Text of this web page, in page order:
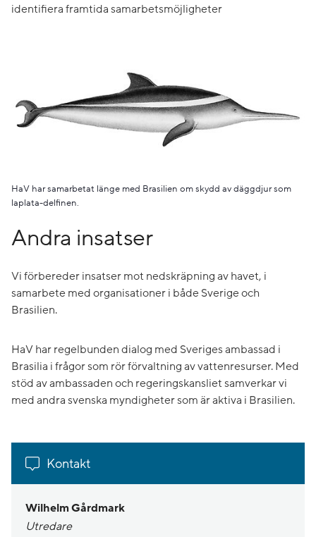
identifiera framtida samarbetsmöjligheter
HaV har samarbetat länge med Brasilien om skydd av däggdjur som
laplata-delfinen.
Andra insatser
Vi förbereder insatser mot nedskräpning av havet, i
samarbete med organisationer i både Sverige och
Brasilien.
HaV har regelbunden dialog med Sveriges ambassad i
Brasilia i frågor som rör förvaltning av vattenresurser. Med
stöd av ambassaden och regeringskansliet samverkar vi
med andra svenska myndigheter som är aktiva i Brasilien.
Kontakt
Wilhelm Gårdmark
Utredare